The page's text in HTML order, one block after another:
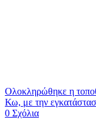
Ολοκληρώθηκε η
Κω, με την
0 Σχόλια